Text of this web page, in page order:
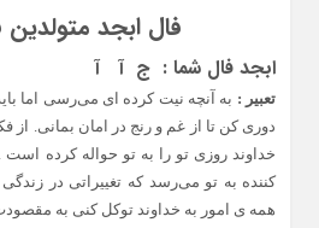
فال ابجد متولدین
ابجد فال شما : ج آ ‌آ
تعبیر : به آنچه نیت کرده ای می‌رسی اما
دوری کن تا از غم و رنج در امان بمانی. از
خداوند روزی تو را به تو حواله کرده
کننده به تو می‌رسد که تغییراتی در
همه ی امور به خداوند توکل کنی به